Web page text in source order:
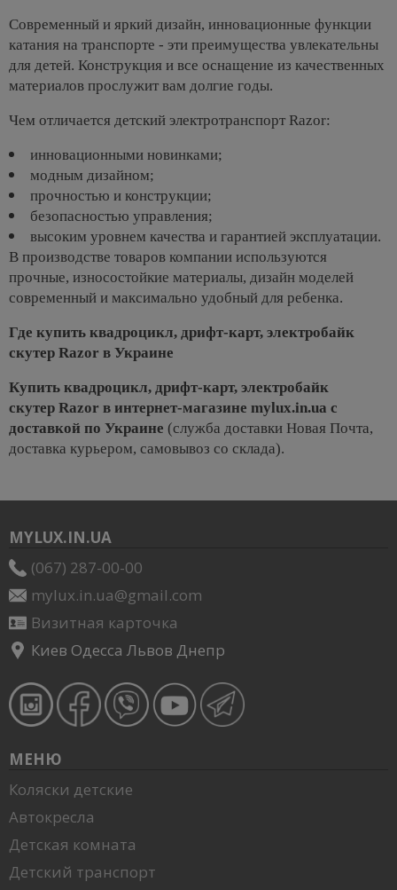
Современный и яркий дизайн, инновационные функции
катания на транспорте - эти преимущества увлекательны
для детей. Конструкция и все оснащение из качественных
материалов прослужит вам долгие годы.
Чем отличается детский электротранспорт Razor:
инновационными новинками;
модным дизайном;
прочностью и конструкции;
безопасностью управления;
высоким уровнем качества и гарантией эксплуатации.
В производстве товаров компании используются
прочные, износостойкие материалы, дизайн моделей
современный и максимально удобный для ребенка.
Где купить квадроцикл, дрифт-карт, электробайк
скутер Razor в Украине
Купить квадроцикл, дрифт-карт, электробайк
скутер Razor в интернет-магазине mylux.in.ua с
доставкой по Украине (служба доставки Новая Почта,
доставка курьером, самовывоз со склада).
MYLUX.IN.UA
(067) 287-00-00
mylux.in.ua@gmail.com
Визитная карточка
Киев Одесса Львов Днепр
МЕНЮ
Коляски детские
Автокресла
Детская комната
Детский транспорт